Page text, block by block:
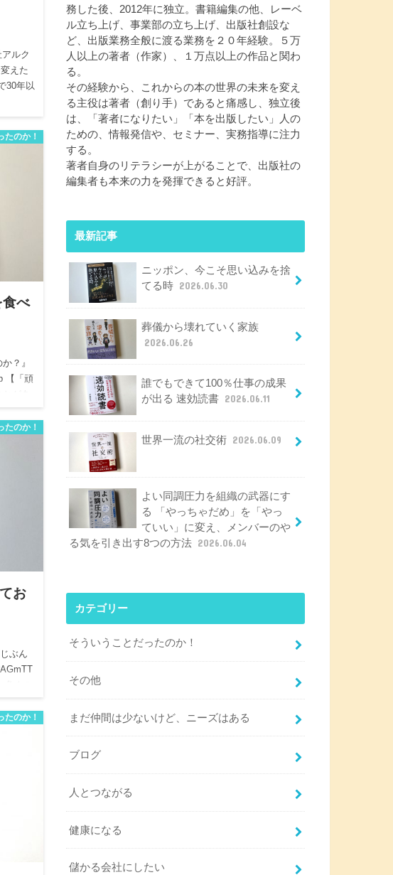
ルク
えた
30年以
たのか！
食べ
？』
【「頑
たのか！
お
ぶん
たのか！
務した後、2012年に独立。書籍編集の他、レーベ
ル立ち上げ、事業部の立ち上げ、出版社創設な
ど、出版業務全般に渡る業務を２０年経験。５万
人以上の著者（作家）、１万点以上の作品と関わ
る。
その経験から、これからの本の世界の未来を変え
る主役は著者（創り手）であると痛感し、独立後
は、「著者になりたい」「本を出版したい」人の
ための、情報発信や、セミナー、実務指導に注力
する。
著者自身のリテラシーが上がることで、出版社の
編集者も本来の力を発揮できると好評。
最新記事
ニッポン、今こそ思い込みを捨
てる時 2026.06.30
葬儀から壊れていく家族
2026.06.26
誰でもできて100％仕事の成果
が出る 速効読書 2026.06.11
世界一流の社交術 2026.06.09
よい同調圧力を組織の武器にす
る 「やっちゃだめ」を「やっ
ていい」に変え、メンバーのや
る気を引き出す8つの方法 2026.06.04
カテゴリー
そういうことだったのか！
その他
まだ仲間は少ないけど、ニーズはある
ブログ
人とつながる
健康になる
儲かる会社にしたい